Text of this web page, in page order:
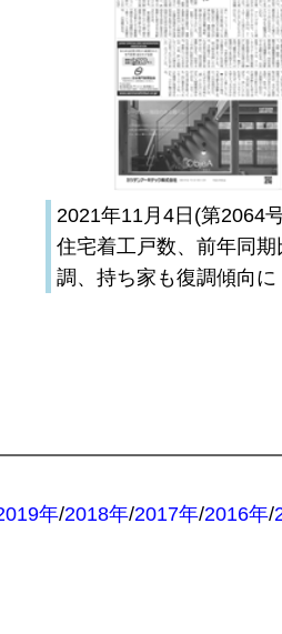
2021年11月4日(第2064
住宅着工戸数、前年同
調、持ち家も復調傾向に
年/2018年/2017年/2016年/